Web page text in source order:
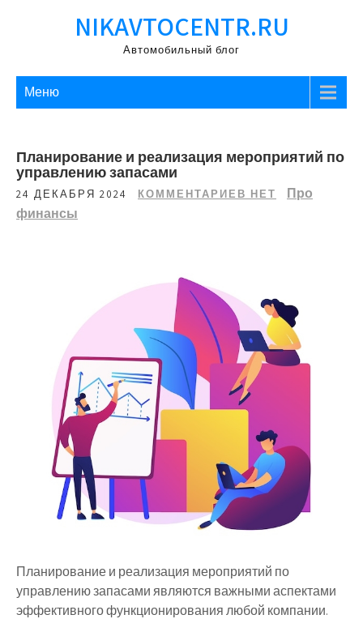
NIKAVTOCENTR.RU
Автомобильный блог
Меню
Планирование и реализация мероприятий по
управлению запасами
24 ДЕКАБРЯ 2024 КОММЕНТАРИЕВ НЕТ
Про
финансы
Планирование и реализация мероприятий по
управлению запасами являются важными аспектами
эффективного функционирования любой компании.